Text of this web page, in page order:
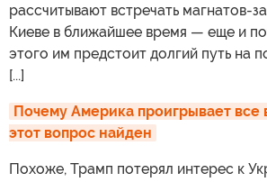
рассчитывают встречать магнатов-
Киеве в ближайшее время — еще и
этого им предстоит долгий путь на
[...]
Почему Америка проигрывает все
этот вопрос найден
Похоже, Трамп потерял интерес к